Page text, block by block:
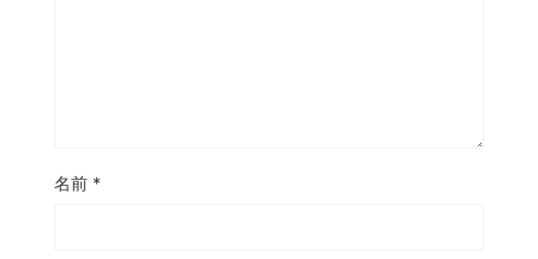
名前 *